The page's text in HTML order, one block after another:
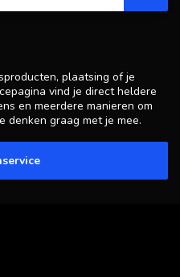
plaatsing of je
vind je direct heldere
en meerdere manieren om
denken graag met je mee.